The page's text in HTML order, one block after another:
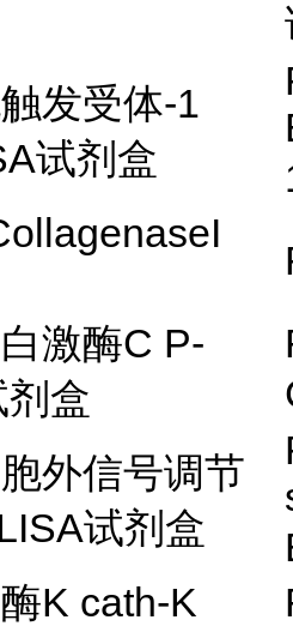
发受体-1
试剂盒
激酶C P-
盒
外信号调节
试剂盒
K cath-K